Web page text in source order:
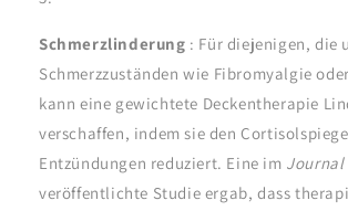
Schmerzlinderung : Für diejenigen, die
Schmerzzuständen wie Fibromyalgie
kann eine gewichtete Deckentherapie
verschaffen, indem sie den
Entzündungen reduziert. Eine im Journal
veröffentlichte Studie ergab, dass